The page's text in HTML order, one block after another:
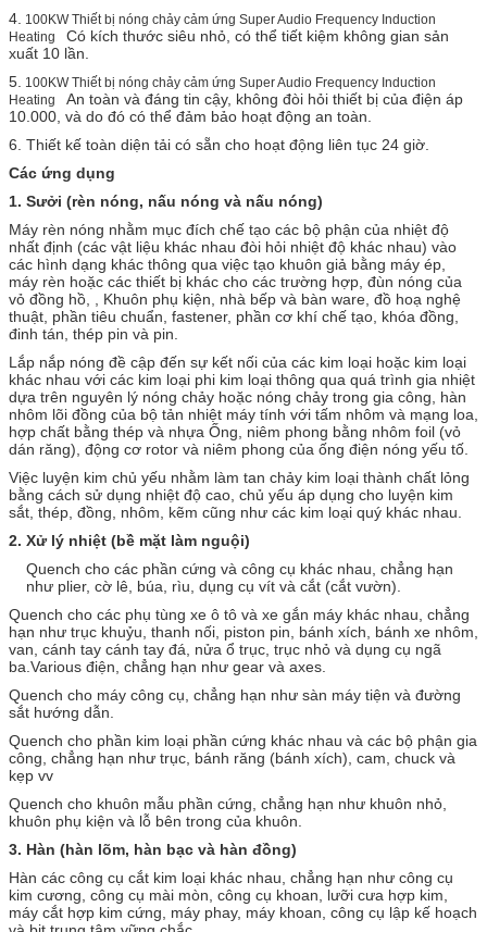
4. 100KW Thiết bị nóng chảy cảm ứng Super Audio Frequency Induction
Heating
Có kích thước siêu nhỏ, có thể tiết kiệm không gian sản
xuất 10 lần.
5. 100KW Thiết bị nóng chảy cảm ứng Super Audio Frequency Induction
Heating
An toàn và đáng tin cậy, không đòi hỏi thiết bị của điện áp
10.000, và do đó có thể đảm bảo hoạt động an toàn.
6. Thiết kế toàn diện tải có sẵn cho hoạt động liên tục 24 giờ.
Các ứng dụng
1. Sưởi (rèn nóng, nấu nóng và nấu nóng)
Máy rèn nóng nhằm mục đích chế tạo các bộ phận của nhiệt độ
nhất định (các vật liệu khác nhau đòi hỏi nhiệt độ khác nhau) vào
các hình dạng khác thông qua việc tạo khuôn giả bằng máy ép,
máy rèn hoặc các thiết bị khác cho các trường hợp, đùn nóng của
vỏ đồng hồ, , Khuôn phụ kiện, nhà bếp và bàn ware, đồ hoạ nghệ
thuật, phần tiêu chuẩn, fastener, phần cơ khí chế tạo, khóa đồng,
đinh tán, thép pin và pin.
Lắp nắp nóng đề cập đến sự kết nối của các kim loại hoặc kim loại
khác nhau với các kim loại phi kim loại thông qua quá trình gia nhiệt
dựa trên nguyên lý nóng chảy hoặc nóng chảy trong gia công, hàn
nhôm lõi đồng của bộ tản nhiệt máy tính với tấm nhôm và mạng loa,
hợp chất bằng thép và nhựa Ống, niêm phong bằng nhôm foil (vỏ
dán răng), động cơ rotor và niêm phong của ống điện nóng yếu tố.
Việc luyện kim chủ yếu nhằm làm tan chảy kim loại thành chất lỏng
bằng cách sử dụng nhiệt độ cao, chủ yếu áp dụng cho luyện kim
sắt, thép, đồng, nhôm, kẽm cũng như các kim loại quý khác nhau.
2. Xử lý nhiệt (bề mặt làm nguội)
Quench cho các phần cứng và công cụ khác nhau, chẳng hạn
như plier, cờ lê, búa, rìu, dụng cụ vít và cắt (cắt vườn).
Quench cho các phụ tùng xe ô tô và xe gắn máy khác nhau, chẳng
hạn như trục khuỷu, thanh nối, piston pin, bánh xích, bánh xe nhôm,
van, cánh tay cánh tay đá, nửa ổ trục, trục nhỏ và dụng cụ ngã
ba.Various điện, chẳng hạn như gear và axes.
Quench cho máy công cụ, chẳng hạn như sàn máy tiện và đường
sắt hướng dẫn.
Quench cho phần kim loại phần cứng khác nhau và các bộ phận gia
công, chẳng hạn như trục, bánh răng (bánh xích), cam, chuck và
kẹp vv
Quench cho khuôn mẫu phần cứng, chẳng hạn như khuôn nhỏ,
khuôn phụ kiện và lỗ bên trong của khuôn.
3. Hàn (hàn lõm, hàn bạc và hàn đồng)
Hàn các công cụ cắt kim loại khác nhau, chẳng hạn như công cụ
kim cương, công cụ mài mòn, công cụ khoan, lưỡi cưa hợp kim,
máy cắt hợp kim cứng, máy phay, máy khoan, công cụ lập kế hoạch